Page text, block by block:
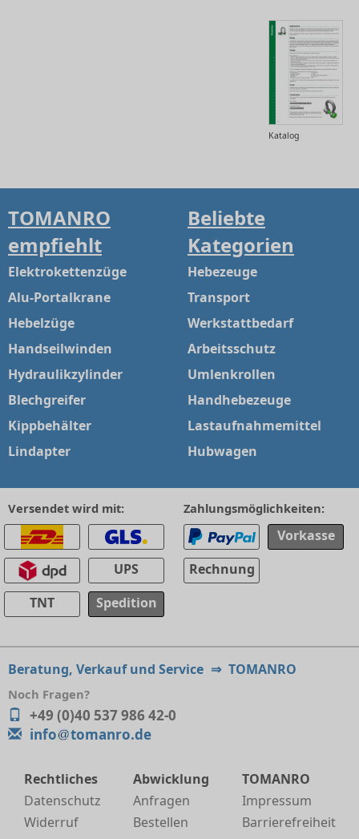
Katalog
TOMANRO
empfiehlt
Elektrokettenzüge
Alu-Portalkrane
Hebelzüge
Handseilwinden
Hydraulikzylinder
Blechgreifer
Kippbehälter
Lindapter
Beliebte
Kategorien
Hebezeuge
Transport
Werkstattbedarf
Arbeitsschutz
Umlenkrollen
Handhebezeuge
Lastaufnahmemittel
Hubwagen
Versendet wird mit:
UPS
TNT
Spedition
Zahlungsmöglichkeiten:
Vorkasse
Rechnung
Beratung, Verkauf und Service ⇒ TOMANRO
Noch Fragen?
+49 (0)40 537 986 42-0
info
tomanro.de
Rechtliches
Datenschutz
Widerruf
Abwicklung
Anfragen
Bestellen
TOMANRO
Impressum
Barrierefreiheit